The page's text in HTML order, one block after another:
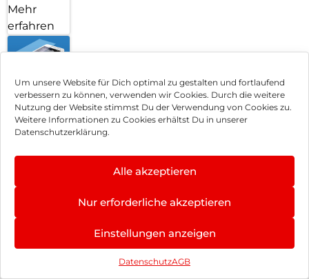
Um unsere Website für Dich optimal zu gestalten und fortlaufend
verbessern zu können, verwenden wir Cookies. Durch die weitere
Nutzung der Website stimmst Du der Verwendung von Cookies zu.
Weitere Informationen zu Cookies erhältst Du in unserer
Datenschutzerklärung.
Alle akzeptieren
Nur erforderliche akzeptieren
Einstellungen anzeigen
DatenschutzAGB
Mehr
erfahren
Handy
Displayfolie
anbringen
– Wir
kümmern
Können wir Dir behilflich sein?